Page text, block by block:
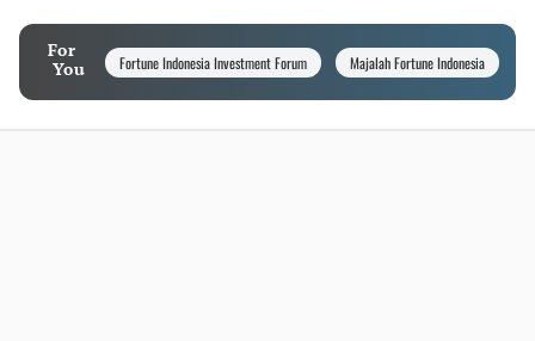
For
You
Fortune Indonesia Investment Forum Majalah Fortune Indonesia